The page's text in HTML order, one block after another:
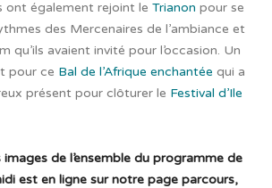
ont également rejoint le Trianon pour se
des Mercenaires de l’ambiance et
qu’ils avaient invité pour l’occasion. Un
pour ce Bal de l’Afrique enchantée qui a
présent pour clôturer le Festival d’Ile
images de l’ensemble du programme de
est en ligne sur notre page parcours,